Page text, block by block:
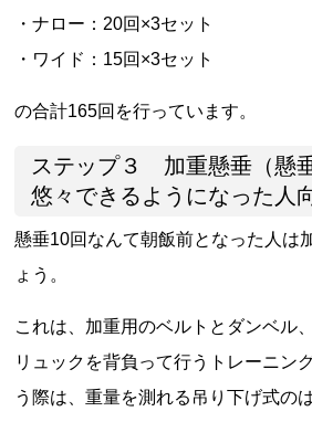
・ナロー：20回×3セット
・ワイド：15回×3セット
の合計165回を行っています。
ステップ３ 加重懸垂（懸
悠々できるようになった人
懸垂10回なんて朝飯前となった人は
ょう。
これは、加重用のベルトとダンベル
リュックを背負って行うトレーニン
う際は、重量を測れる吊り下げ式の